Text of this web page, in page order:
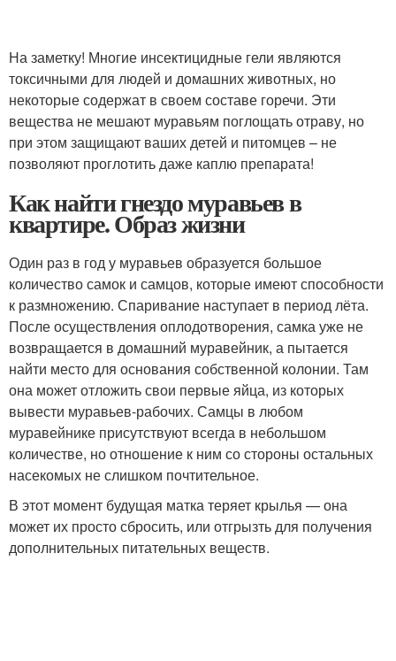
На заметку! Многие инсектицидные гели являются
токсичными для людей и домашних животных, но
некоторые содержат в своем составе горечи. Эти
вещества не мешают муравьям поглощать отраву, но
при этом защищают ваших детей и питомцев – не
позволяют проглотить даже каплю препарата!
Как найти гнездо муравьев в
квартире. Образ жизни
Один раз в год у муравьев образуется большое
количество самок и самцов, которые имеют способности
к размножению. Спаривание наступает в период лёта.
После осуществления оплодотворения, самка уже не
возвращается в домашний муравейник, а пытается
найти место для основания собственной колонии. Там
она может отложить свои первые яйца, из которых
вывести муравьев-рабочих. Самцы в любом
муравейнике присутствуют всегда в небольшом
количестве, но отношение к ним со стороны остальных
насекомых не слишком почтительное.
В этот момент будущая матка теряет крылья — она
может их просто сбросить, или отгрызть для получения
дополнительных питательных веществ.